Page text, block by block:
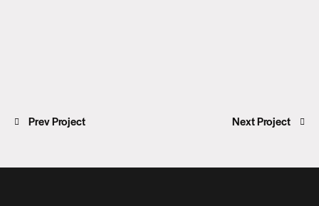
Prev Project Next Project